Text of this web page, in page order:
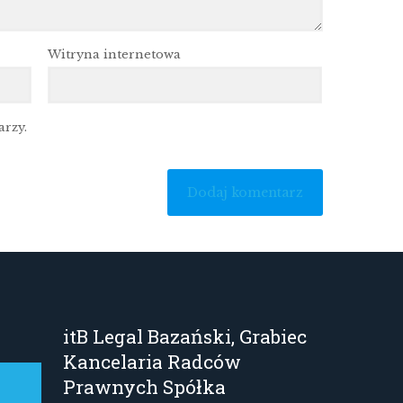
Witryna internetowa
itB Legal Bazański, Grabiec
Kancelaria Radców
Prawnych Spółka